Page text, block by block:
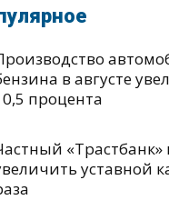
в августе
процента
«Трастбанк»
уставной